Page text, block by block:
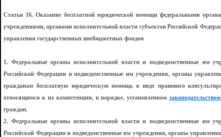
Статья 16. Оказание бесплатной юридической помощи федеральными
учреждениями, органами исполнительной власти субъектов Российской
управления государственных внебюджетных фондов
1. Федеральные органы исполнительной власти и подведомственные им
Российской Федерации и подведомственные им учреждения, органы
гражданам бесплатную юридическую помощь в виде правового
относящимся к их компетенции, в порядке, установленном законодательством
граждан.
2. Федеральные органы исполнительной власти и подведомственные им
Российской Федерации и подведомственные им учреждения, органы